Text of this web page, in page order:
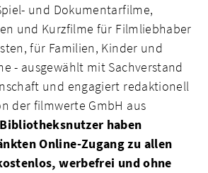
und Dokumentarfilme,
und Kurzfilme für Filmliebhaber
für Familien, Kinder und
- ausgewählt mit Sachverstand
und engagiert redaktionell
der filmwerte GmbH aus
Bibliotheksnutzer haben
Online-Zugang zu allen
werbefrei und ohne